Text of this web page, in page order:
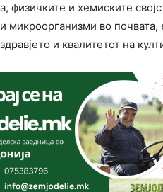
физичките и хемиските
микроорганизми во почвата,
и квалитетот на